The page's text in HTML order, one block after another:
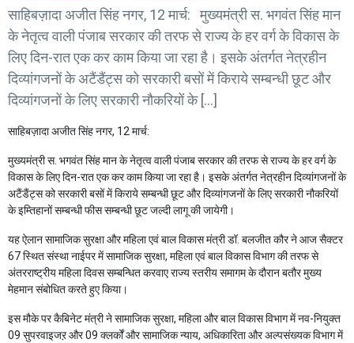
साहिबज़ादा अजीत सिंह नगर, 12 मार्च: मुख्यमंत्री स. भगवंत सिंह मान
के नेतृत्व वाली पंजाब सरकार की तरफ से राज्य के हर वर्ग के विकास के
लिए दिन-रात एक कर काम किया जा रहा है। इसके अंतर्गत नेत्रहीन
दिव्यांगजनों के अटैंडैंट्स को सरकारी बसों में किराये सम्बन्धी छूट और
दिव्यांगजनों के लिए सरकारी नौकरियों के […]
साहिबज़ादा अजीत सिंह नगर, 12 मार्च:
मुख्यमंत्री स. भगवंत सिंह मान के नेतृत्व वाली पंजाब सरकार की तरफ से राज्य के हर वर्ग के
विकास के लिए दिन-रात एक कर काम किया जा रहा है। इसके अंतर्गत नेत्रहीन दिव्यांगजनों के
अटैंडैंट्स को सरकारी बसों में किराये सम्बन्धी छूट और दिव्यांगजनों के लिए सरकारी नौकरियों
के इम्तिहानों सम्बन्धी फीस सम्बन्धी छूट जल्दी लागू की जायेगी।
यह ऐलान सामाजिक सुरक्षा और महिला एवं बाल विकास मंत्री डॉ. बलजीत कौर ने आज सैक्टर
67 स्थित संस्था नाईपर में सामाजिक सुरक्षा, महिला एवं बाल विकास विभाग की तरफ से
अंतरराष्ट्रीय महिला दिवस सम्बन्धित करवाए राज्य स्तरीय समागम के दौरान बतौर मुख्य
मेहमान संबोधित करते हुए किया।
इस मौके पर कैबिनेट मंत्री ने सामाजिक सुरक्षा, महिला और बाल विकास विभाग में नव-नियुक्त
09 सुपरवाइजऱ और 09 क्लर्कों और सामाजिक न्याय, अधिकारिता और अल्पसंख्यक विभाग में